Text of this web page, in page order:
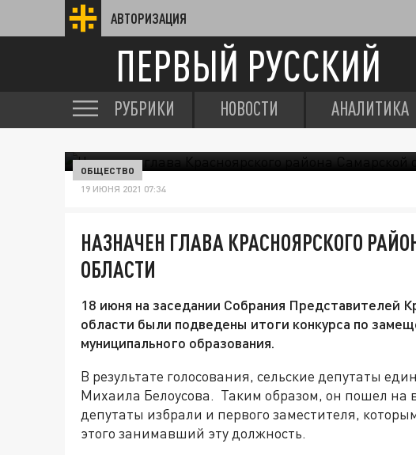
АВТОРИЗАЦИЯ
ПЕРВЫЙ РУССКИЙ
РУБРИКИ НОВОСТИ АНАЛИТИКА
ОБЩЕСТВО
19 ИЮНЯ 2021 07:34
НАЗНАЧЕН ГЛАВА КРАСНОЯРСКОГО
ОБЛАСТИ
18 июня на заседании Собрания Представителей
области были подведены итоги конкурса по
муниципального образования.
В результате голосования, сельские депутаты
Михаила Белоусова. Таким образом, он пошел на
депутаты избрали и первого заместителя,
этого занимавший эту должность.